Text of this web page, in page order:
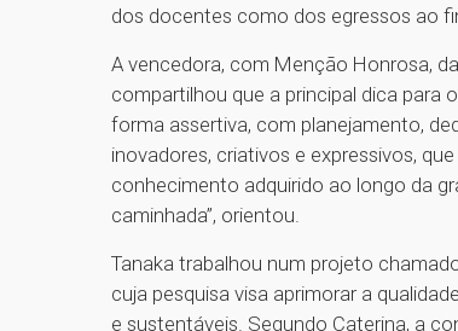
dos docentes como dos egressos ao
A vencedora, com Menção Honrosa,
compartilhou que a principal dica para
forma assertiva, com planejamento,
inovadores, criativos e expressivos,
conhecimento adquirido ao longo da
caminhada”, orientou.
Tanaka trabalhou num projeto
cuja pesquisa visa aprimorar a
e sustentáveis. Segundo Caterina, a